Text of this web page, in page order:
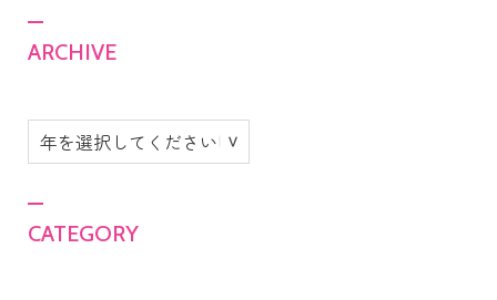
ARCHIVE
CATEGORY